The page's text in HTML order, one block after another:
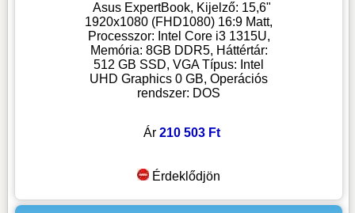
Asus ExpertBook, Kijelző: 15,6"
1920x1080 (FHD1080) 16:9 Matt,
Processzor: Intel Core i3 1315U,
Memória: 8GB DDR5, Háttértár:
512 GB SSD, VGA Típus: Intel
UHD Graphics 0 GB, Operációs
rendszer: DOS
Ár210 503 Ft
Érdeklődjön